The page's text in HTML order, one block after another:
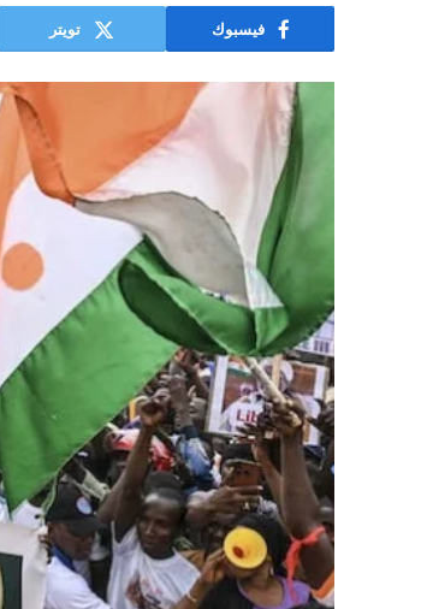
فيسبوك تويتر